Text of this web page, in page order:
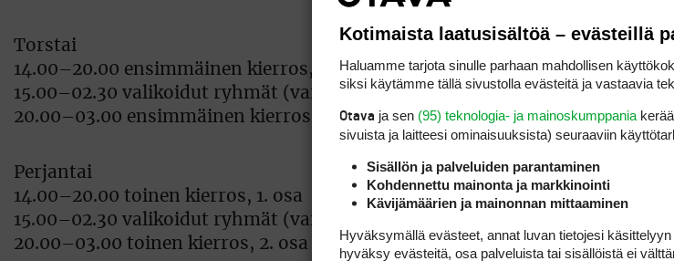
Torstai
14.00–20.00 ensimmäinen kierros, 1. osa
15.00–02.30 valikoidut ryhmät (vain Viaplay)
20.00–03.00 ensimmäinen kierros, 2. osa
Perjantai
14.00–20.00 toinen kierros, 1. osa
15.00–02.30 valikoidut ryhmät (vain Viaplay)
20.00–03.00 toinen kierros, 2. osa
Kotimaista laatusisältöä – evästeillä
Haluamme tarjota sinulle parhaan mahdollisen
siksi käytämme tällä sivustolla evästeitä ja vastaavia
Otava ja sen (95) teknologia- ja mainoskumppania
sivuista ja laitteesi ominaisuuk­sista) seuraaviin
Sisällön ja palveluiden parantaminen
Kohdennettu mainonta ja markkinointi
Kävijämäärien ja mainonnan mittaaminen
Hyväksymällä evästeet, annat luvan tietojesi
hyväksy evästeitä, osa palveluista tai sisällöistä ei